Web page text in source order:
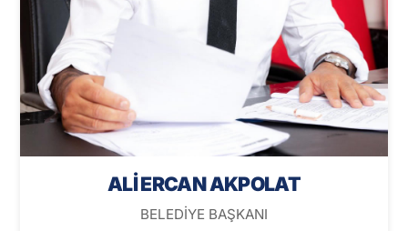
ALİ ERCAN AKPOLAT
BELEDİYE BAŞKANI